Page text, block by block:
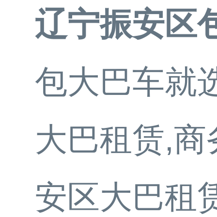
辽宁振安区
包大巴车就
大巴租赁,
安区大巴租